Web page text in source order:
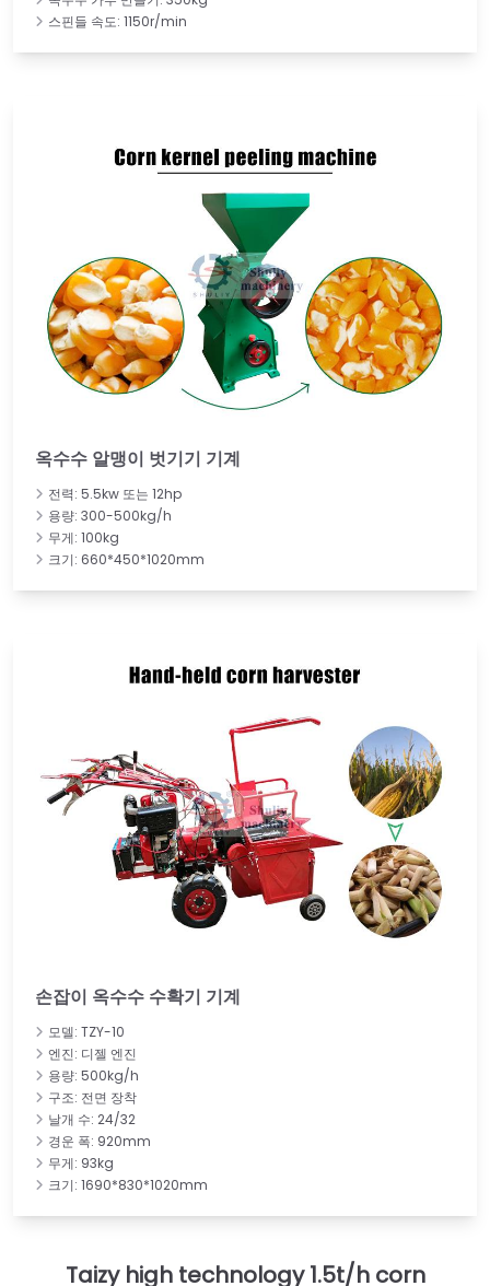
스핀들 속도: 1150r/min
옥수수 알맹이 벗기기 기계
전력: 5.5kw 또는 12hp
용량: 300-500kg/h
무게: 100kg
크기: 660*450*1020mm
손잡이 옥수수 수확기 기계
모델: TZY-10
엔진: 디젤 엔진
용량: 500kg/h
구조: 전면 장착
날개 수: 24/32
경운 폭: 920mm
무게: 93kg
크기: 1690*830*1020mm